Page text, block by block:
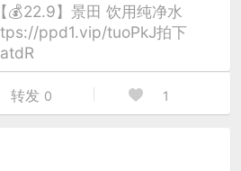
💰22.9】景田 饮用纯净水
ppd1.vip/tuoPkJ拍下
转发 0 1